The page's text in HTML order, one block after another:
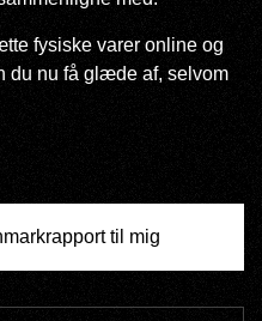
fysiske varer online og
du nu få glæde af, selvom
til mig